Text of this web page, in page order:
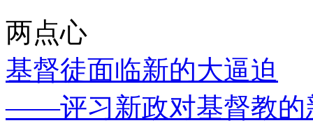
两点心
基督徒面临新的大逼迫
——评习新政对基督教的